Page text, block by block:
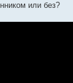
или без?